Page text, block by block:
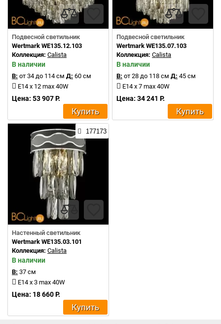
Подвесной светильник
Wertmark WE135.12.103
Коллекция: Calista
В наличии
В: от 34 до 114 см Д: 60 см
E14 x 12 max 40W
Цена: 53 907 Р.
Купить
Подвесной светильник
Wertmark WE135.07.103
Коллекция: Calista
В наличии
В: от 28 до 118 см Д: 45 см
E14 x 7 max 40W
Цена: 34 241 Р.
Купить
177173
Настенный светильник
Wertmark WE135.03.101
Коллекция: Calista
В наличии
В: 37 см
E14 x 3 max 40W
Цена: 18 660 Р.
Купить